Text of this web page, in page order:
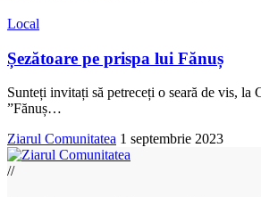
Local
Șezătoare pe prispa lui Fănuș
Sunteți invitați să petreceți o seară de vis, la
”Fănuș…
Ziarul Comunitatea 1 septembrie 2023
//